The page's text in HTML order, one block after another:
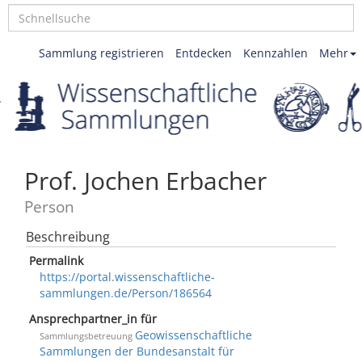
Mehr
Kennzahlen
Entdecken
Sammlung registrieren
Prof. Jochen Erbacher
Person
Beschreibung
Permalink
https://portal.wissenschaftliche-
sammlungen.de/Person/186564
Ansprechpartner_in für
Sammlungsbetreuung Geowissenschaftliche
Sammlungen der Bundesanstalt für